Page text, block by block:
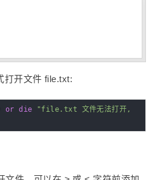
打开文件 file.txt:
or die
"file.txt 文件无法打开,